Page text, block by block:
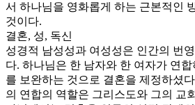
서 하나님을 영화롭게 하는 근본적인
것이다.
결혼, 성, 독신
성경적 남성성과 여성성은 인간의 번
다. 하나님은 한 남자와 한 여자가 연
를 보완하는 것으로 결혼을 제정하셨
의 연합의 역할은 그리스도와 그의 교